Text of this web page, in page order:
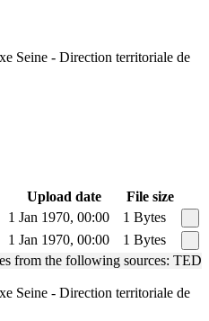
Seine - Direction territoriale de
Upload date
File size
1 Jan 1970, 00:00
1 Bytes
1 Jan 1970, 00:00
1 Bytes
from the following sources: TED
Seine - Direction territoriale de